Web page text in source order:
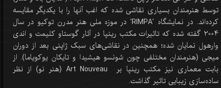
توسط هنرمندان بسیاری نقاشی شده که اغب آنها را با یکدیگر مقایسه
کرده‌اند. در نمایشگاه 'RIMPA' در موزه ملی هنر مدرن توکیو در سال
2004 گفته شده که تاثیرات مکتب رینپا در آثار گوستاو کلیمت و اندی
وارهول نمایان شده؛ همچنین در نقاشی‌های سبک ژاپنی بعد از دوران
میجی (هنرمندان مختلفی چون شونسو هیشیدا و تایکان یوکویاما). از
بابت معماری نیز مکتب رینپا بر Art Nouveau (هنر نو) از نظر
ساده‌سازی زیبایی تاثیر گذاشت.